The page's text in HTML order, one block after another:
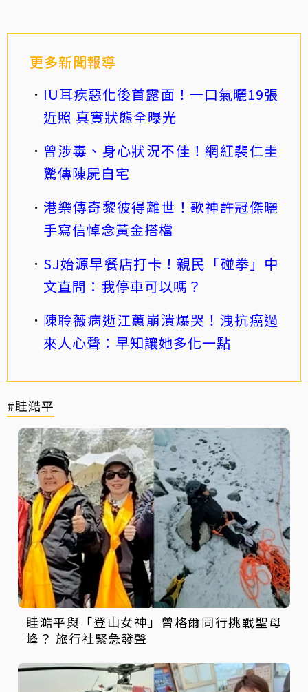
更多新聞報導
IU耳疾惡化後首露面！一口氣曬19張
近照 真實狀態全曝光
曾涉毒、身心狀況不佳！網紅裴仁圭
驚傳陳屍自宅
港樂傳奇黎彼得離世！歌神許冠傑曬
手寫信悼念黃金搭檔
SJ始源早餐店打卡！親民「碰拳」中
文直問：我停車可以嗎？
陳聆薇病逝江蕙崩潰爆哭！洩抗癌過
來人心聲：早知讓她多化一點
#眭澔平
眭澔平與「登山女神」曾格爾同行挑戰聖母
峰？ 旅行社緊急發聲